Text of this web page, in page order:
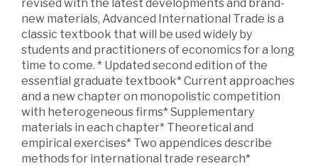
revised with the latest developments and brand-
new materials, Advanced International Trade is a
classic textbook that will be used widely by
students and practitioners of economics for a long
time to come. * Updated second edition of the
essential graduate textbook* Current approaches
and a new chapter on monopolistic competition
with heterogeneous firms* Supplementary
materials in each chapter* Theoretical and
empirical exercises* Two appendices describe
methods for international trade research*